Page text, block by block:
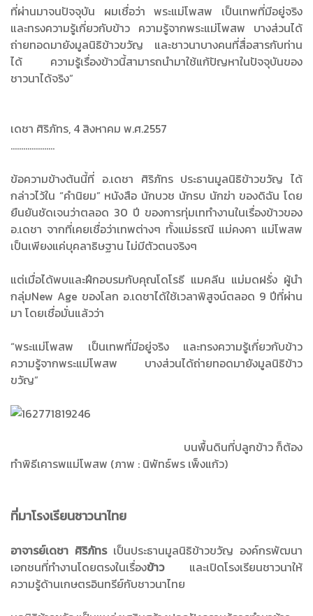
ที่ผ่านมาจนปัจจุบัน ผมเชื่อว่า พระแม่โพสพ เป็นเทพที่มีอยู่จริง
และทรงความรู้เกี่ยวกับข้าว ความรู้จากพระแม่โพสพ บางส่วนได้
ถ่ายทอดมายังมูลนิธิข้าวขวัญ และชาวนาบางคนที่สื่อสารกับท่าน
ได้ ความรู้เรื่องข้าวนี้สามารถนำมาใช้แก้ปัญหาในปัจจุบันของ
ชาวนาได้จริง”
เดชา ศิริภัทร, 4 สิงหาคม พ.ศ.2557
.....................
ข้อความข้างต้นนี้ที่ อ.เดชา ศิริภัทร ประธานมูลนิธิข้าวขวัญ ได้
กล่าวไว้ใน “คำนิยม” หนังสือ นักบวช นักรบ นักฆ่า ของดิฉัน โดย
ยืนยันชัดเจนว่าตลอด 30 ปี ของการทุ่มเททำงานในเรื่องข้าวของ
อ.เดชา จากที่เคยเชื่อว่าเทพต่างๆ ทั้งแม่ธรณี แม่คงคา แม่โพสพ
เป็นเพียงแค่บุคลาธิษฐาน ไม่มีตัวตนจริงๆ
แต่เมื่อได้พบและฝึกอบรมกับคุณโดโรธี แมคลีน แม่มดฝรั่ง ผู้นำ
กลุ่มNew Age ของโลก อ.เดชาได้ใช้เวลาพิสูจน์ตลอด 9 ปีที่ผ่าน
มา โดยเชื่อมั่นแล้วว่า
“พระแม่โพสพ เป็นเทพที่มีอยู่จริง และทรงความรู้เกี่ยวกับข้าว
ความรู้จากพระแม่โพสพ บางส่วนได้ถ่ายทอดมายังมูลนิธิข้าว
ขวัญ”
บนพื้นดินที่ปลูกข้าว ก็ต้อง
ทำพิธีเคารพแม่โพสพ (ภาพ : นิพัทธ์พร เพ็งแก้ว)
ที่มาโรงเรียนชาวนาไทย
อาจารย์เดชา ศิริภัทรเป็นประธานมูลนิธิข้าวขวัญ องค์กรพัฒนา
เอกชนที่ทำงานโดยตรงในเรื่องข้าวและเปิดโรงเรียนชาวนาให้
ความรู้ด้านเกษตรอินทรีย์กับชาวนาไทย